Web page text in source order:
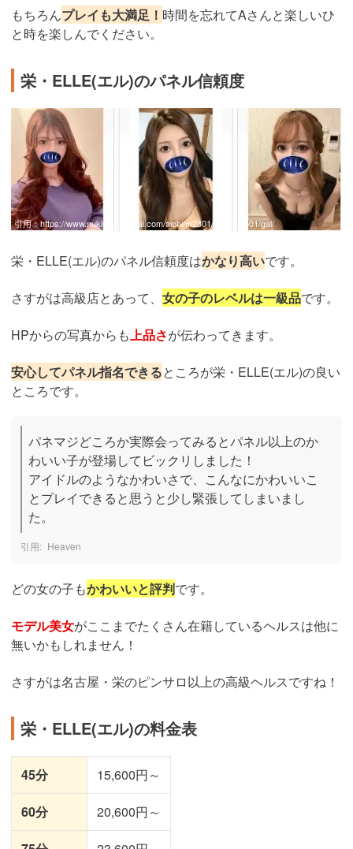
もちろんプレイも大満足！ 時間を忘れてAさんと楽しいひ
と時を楽しんでください。
栄・ELLE(エル)のパネル信頼度
引用：https://www.nukinavi-toukai.com/aichi/m2301/a23104/601/gal/
栄・ELLE(エル)のパネル信頼度はかなり高いです。
さすがは高級店とあって、 女の子のレベルは一級品です。
HPからの写真からも上品さが伝わってきます。
安心してパネル指名できるところが栄・ELLE(エル)の良い
ところです。
パネマジどころか実際会ってみるとパネル以上のか
わいい子が登場してビックリしました！
アイドルのようなかわいさで、こんなにかわいいこ
とプレイできると思うと少し緊張してしまいまし
た。
Heaven
どの女の子もかわいいと評判です。
モデル美女がここまでたくさん在籍しているヘルスは他に
無いかもしれません！
さすがは名古屋・栄のピンサロ以上の高級ヘルスですね！
栄・ELLE(エル)の料金表
45分 15,600円～
60分 20,600円～